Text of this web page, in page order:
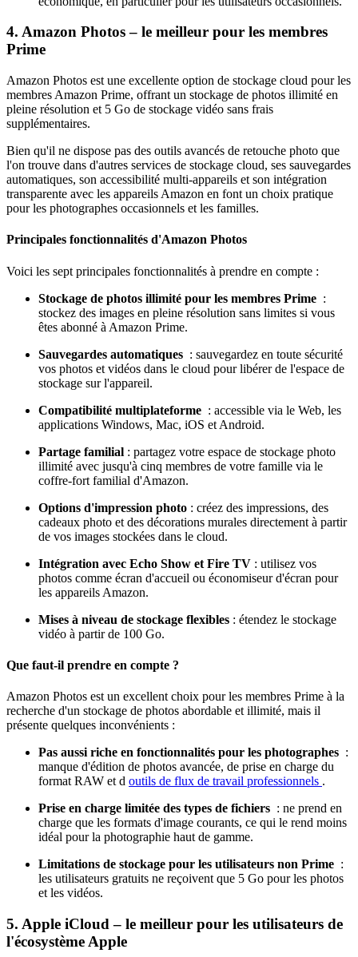
4. Amazon Photos – le meilleur pour les membres
Prime
Amazon Photos est une excellente option de stockage cloud pour les
membres Amazon Prime, offrant un stockage de photos illimité en
pleine résolution et 5 Go de stockage vidéo sans frais
supplémentaires.
Bien qu'il ne dispose pas des outils avancés de retouche photo que
l'on trouve dans d'autres services de stockage cloud, ses sauvegardes
automatiques, son accessibilité multi-appareils et son intégration
transparente avec les appareils Amazon en font un choix pratique
pour les photographes occasionnels et les familles.
Principales fonctionnalités d'Amazon Photos
Voici les sept principales fonctionnalités à prendre en compte :
Stockage de photos illimité pour les membres Prime :
stockez des images en pleine résolution sans limites si vous
êtes abonné à Amazon Prime.
Sauvegardes automatiques : sauvegardez en toute sécurité
vos photos et vidéos dans le cloud pour libérer de l'espace de
stockage sur l'appareil.
Compatibilité multiplateforme : accessible via le Web, les
applications Windows, Mac, iOS et Android.
Partage familial : partagez votre espace de stockage photo
illimité avec jusqu'à cinq membres de votre famille via le
coffre-fort familial d'Amazon.
Options d'impression photo : créez des impressions, des
cadeaux photo et des décorations murales directement à partir
de vos images stockées dans le cloud.
Intégration avec Echo Show et Fire TV : utilisez vos
photos comme écran d'accueil ou économiseur d'écran pour
les appareils Amazon.
Mises à niveau de stockage flexibles : étendez le stockage
vidéo à partir de 100 Go.
Que faut-il prendre en compte ?
Amazon Photos est un excellent choix pour les membres Prime à la
recherche d'un stockage de photos abordable et illimité, mais il
présente quelques inconvénients :
Pas aussi riche en fonctionnalités pour les photographes :
manque d'édition de photos avancée, de prise en charge du
format RAW et d outils de flux de travail professionnels .
Prise en charge limitée des types de fichiers : ne prend en
charge que les formats d'image courants, ce qui le rend moins
idéal pour la photographie haut de gamme.
Limitations de stockage pour les utilisateurs non Prime :
les utilisateurs gratuits ne reçoivent que 5 Go pour les photos
et les vidéos.
5. Apple iCloud – le meilleur pour les utilisateurs de
l'écosystème Apple